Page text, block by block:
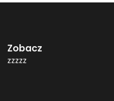
Zobacz
zzzzz